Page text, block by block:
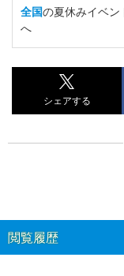
全国の夏休みイベン
へ
シェアする
閲覧履歴